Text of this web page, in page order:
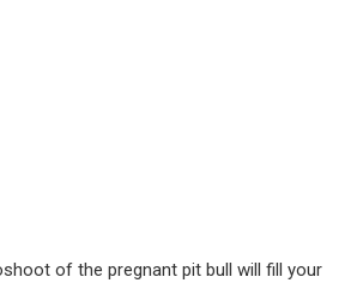
of the pregnant pit bull will fill your